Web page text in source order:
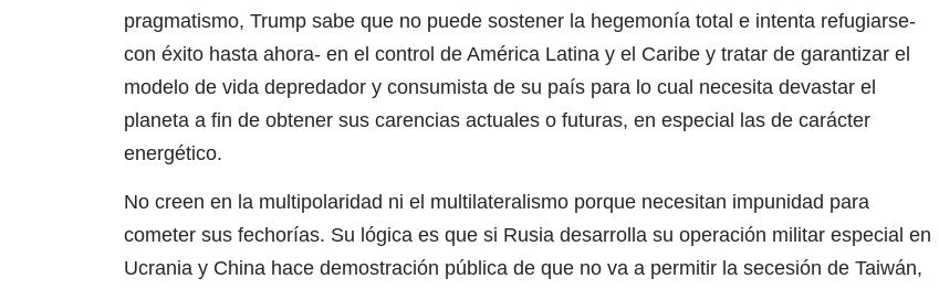
pragmatismo, Trump sabe que no puede sostener la hegemonía total e intenta refugiarse-
con éxito hasta ahora- en el control de América Latina y el Caribe y tratar de garantizar el
modelo de vida depredador y consumista de su país para lo cual necesita devastar el
planeta a fin de obtener sus carencias actuales o futuras, en especial las de carácter
energético.
No creen en la multipolaridad ni el multilateralismo porque necesitan impunidad para
cometer sus fechorías. Su lógica es que si Rusia desarrolla su operación militar especial en
Ucrania y China hace demostración pública de que no va a permitir la secesión de Taiwán,